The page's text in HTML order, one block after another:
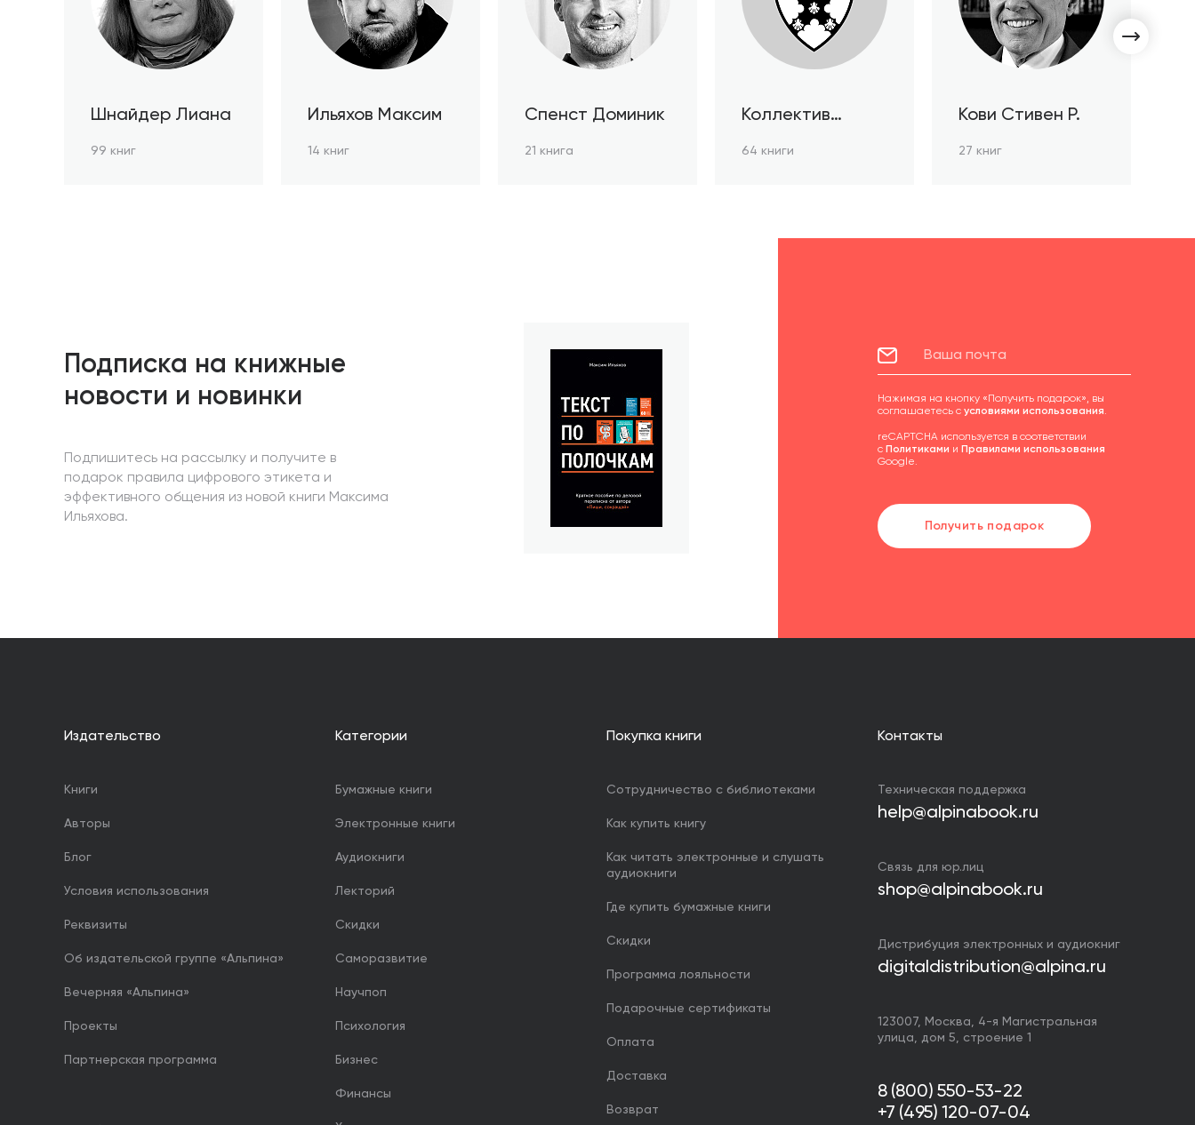
Шнайдер Лиана
99 книг
Ильяхов Максим
14 книг
Спенст Доминик
21 книга
Коллектив
64 книги
Кови Стивен Р.
27 книг
Подписка на книжные
новости и новинки
Подпишитесь на рассылку и получите в
подарок правила цифрового этикета и
эффективного общения из новой книги Максима
Ильяхова.
Нажимая на кнопку «Получить подарок», вы
соглашаетесь с условиями использования.
reCAPTCHA используется в соответствии
с Политиками и Правилами использования
Google.
Получить подарок
Издательство
Книги
Авторы
Блог
Условия использования
Реквизиты
Об издательской группе «Альпина»
Вечерняя «Альпина»
Проекты
Партнерская программа
Категории
Бумажные книги
Электронные книги
Аудиокниги
Лекторий
Скидки
Саморазвитие
Научпоп
Психология
Бизнес
Финансы
Покупка книги
Сотрудничество с библиотеками
Как купить книгу
Как читать электронные и слушать
аудиокниги
Где купить бумажные книги
Скидки
Программа лояльности
Подарочные сертификаты
Оплата
Доставка
Возврат
Контакты
Техническая поддержка
help@alpinabook.ru
Связь для юр.лиц
shop@alpinabook.ru
Дистрибуция электронных и аудиокниг
digitaldistribution@alpina.ru
123007, Москва, 4-я Магистральная
улица, дом 5, строение 1
8 (800) 550-53-22
+7 (495) 120-07-04